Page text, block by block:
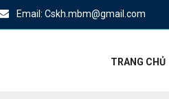
Email: Cskh.mbm@gmail.com
TRANG CHỦ